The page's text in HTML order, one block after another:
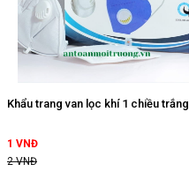
Khẩu trang van lọc khí 1 chiều trắng
1 VNĐ
2 VNĐ